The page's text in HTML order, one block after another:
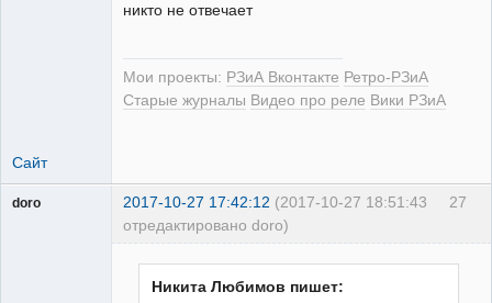
никто не отвечает
Мои проекты: РЗиА Вконтакте Ретро-РЗиА
Старые журналы Видео про реле Вики РЗиА
Сайт
27
doro 2017-10-27 17:42:12 (2017-10-27 18:51:43
отредактировано doro)
Никита Любимов пишет: